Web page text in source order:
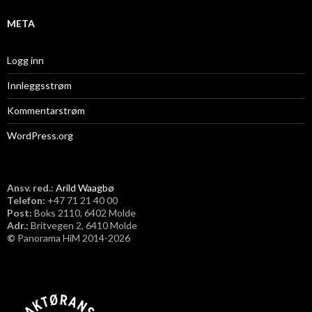
META
Logg inn
Innleggsstrøm
Kommentarstrøm
WordPress.org
Ansv. red.: Arild Waagbø
Telefon: ​+47 71 21 40 00
Post: Boks 2110, 6402 Molde
Adr.: Britvegen 2, 6410 Molde
© Panorama HiM 2014-2026